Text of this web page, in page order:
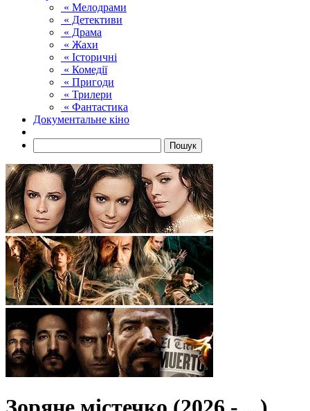
« Мелодрами
« Детективи
« Драма
« Жахи
« Історичні
« Комедії
« Пригоди
« Трилери
« Фантастика
Документальне кіно
Пошук